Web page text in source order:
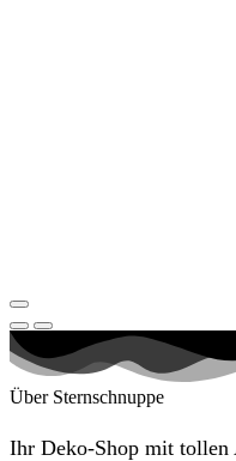
Über Sternschnuppe
Ihr Deko-Shop mit